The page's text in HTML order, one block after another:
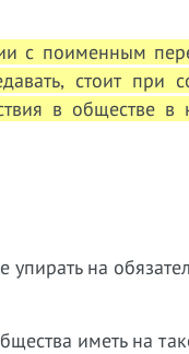
с поименным
стоит при
в обществе
на
иметь на